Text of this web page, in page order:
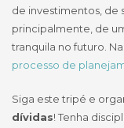
de investimentos, de
principalmente, de
tranquila no futuro.
processo de
Siga este tripé e
dívidas! Tenha